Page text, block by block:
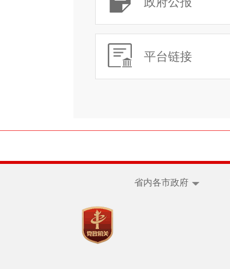
平台链接
省内各市政府